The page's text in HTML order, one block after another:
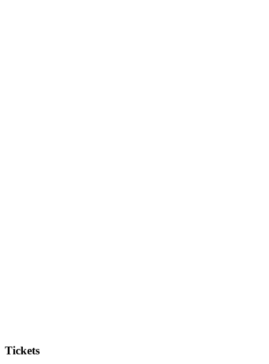
Tickets